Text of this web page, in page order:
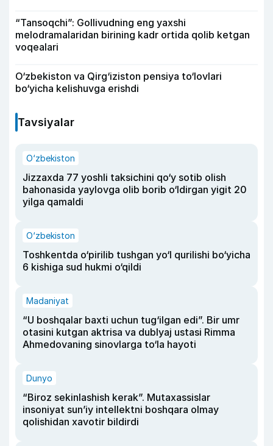
“Tansoqchi”: Gollivudning eng yaxshi
melodramalaridan birining kadr ortida qolib ketgan
voqealari
O‘zbekiston va Qirg‘iziston pensiya to‘lovlari
bo‘yicha kelishuvga erishdi
Tavsiyalar
O‘zbekiston
Jizzaxda 77 yoshli taksichini qo‘y sotib olish
bahonasida yaylovga olib borib o‘ldirgan yigit 20
yilga qamaldi
O‘zbekiston
Toshkentda o‘pirilib tushgan yo‘l qurilishi bo‘yicha
6 kishiga sud hukmi o‘qildi
Madaniyat
“U boshqalar baxti uchun tug‘ilgan edi”. Bir umr
otasini kutgan aktrisa va dublyaj ustasi Rimma
Ahmedovaning sinovlarga to‘la hayoti
Dunyo
“Biroz sekinlashish kerak”. Mutaxassislar
insoniyat sun’iy intellektni boshqara olmay
qolishidan xavotir bildirdi